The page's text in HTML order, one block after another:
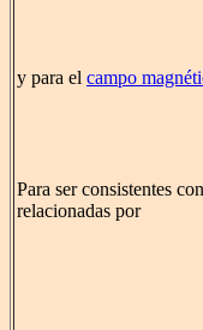
y para el campo
Para ser consistentes
relacionadas por